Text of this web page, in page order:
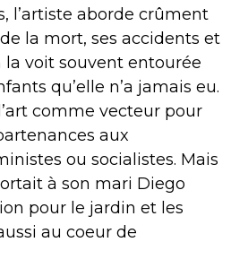
l’artiste aborde crûment
la mort, ses accidents et
la voit souvent entourée
qu’elle n’a jamais eu.
comme vecteur pour
aux
ou socialistes. Mais
à son mari Diego
pour le jardin et les
au coeur de